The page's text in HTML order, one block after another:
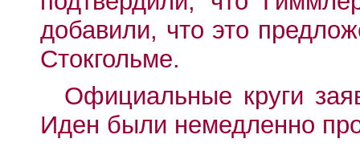
добавили, что это
Стокгольме.
Официальные круги
Иден были немедленно